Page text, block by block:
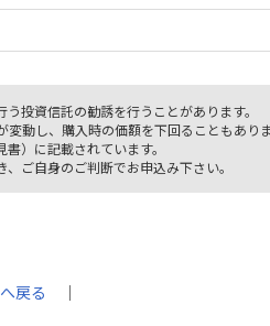
投資信託の勧誘を行うことがあります。
動し、購入時の価額を下回ることもありま
）に記載されています。
ご自身のご判断でお申込み下さい。
戻る ｜